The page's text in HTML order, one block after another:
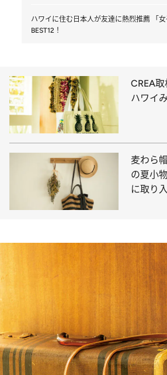
ハワイに住む日本人が友達に熱烈推薦 「
BEST12！
CREA
ハワイ
麦わら
の夏小
に取り